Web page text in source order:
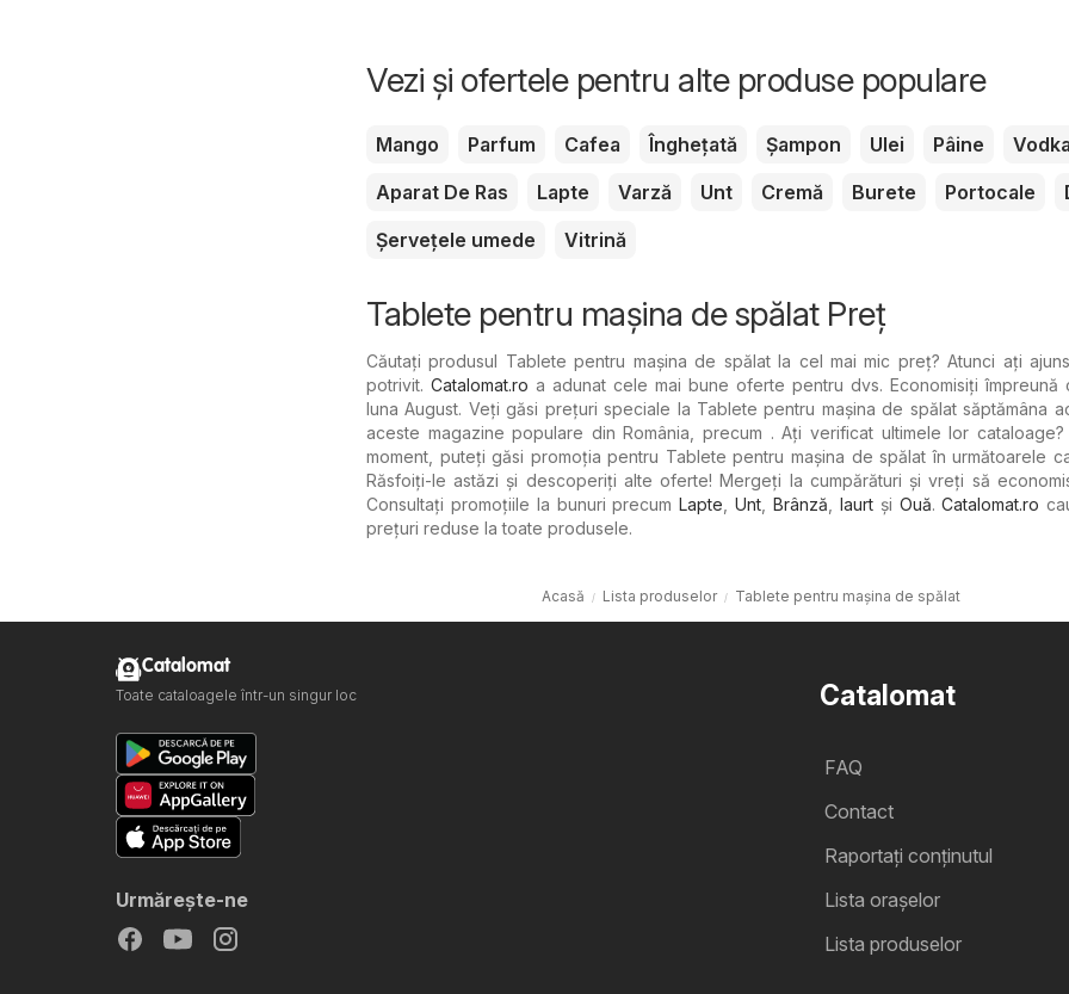
Vezi și ofertele pentru alte produse populare
Mango Parfum Cafea Înghețată Șampon Ulei Pâine
Vodka
Aparat De Ras
Lapte Varză Unt Cremă Burete Portocale
Șervețele umede
Vitrină
Tablete pentru mașina de spălat Preț
Căutați produsul Tablete pentru mașina de spălat la cel mai mic preț? Atunci ați
potrivit. Catalomat.ro a adunat cele mai bune oferte pentru dvs. Economisiți împreună
luna August. Veți găsi prețuri speciale la Tablete pentru mașina de spălat săptămâna
aceste magazine populare din România, precum . Ați verificat ultimele lor
moment, puteți găsi promoția pentru Tablete pentru mașina de spălat în următoarele
Răsfoiți-le astăzi și descoperiți alte oferte! Mergeți la cumpărături și vreți să
Consultați promoțiile la bunuri precumLapte ,Unt Brânză Iaurtşi Ouă.Catalomat.ro
prețuri reduse la toate produsele.
Acasă Lista produselor Tablete pentru mașina de spălat
Catalomat
FAQ
Contact
Raportați conținutul
Lista oraşelor
Lista produselor
Catalomat
Toate cataloagele într-un singur loc
Urmăreşte-ne